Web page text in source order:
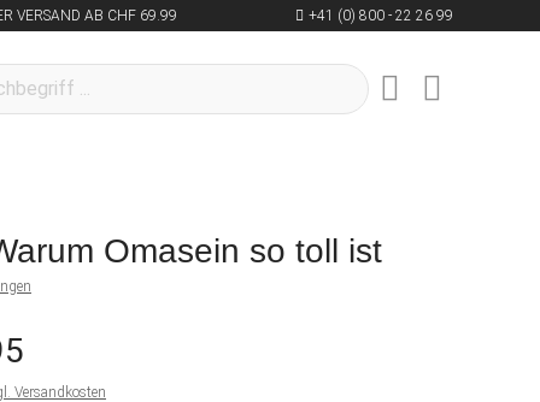
VERSAND AB CHF 69.99 +41 (0) 800 - 22 26 99
Omasein so toll ist
Versandkosten